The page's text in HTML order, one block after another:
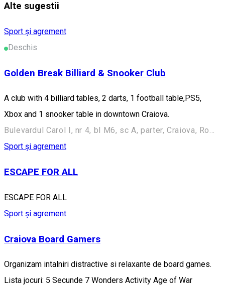
Alte sugestii
Sport și agrement
Deschis
Golden Break Billiard & Snooker Club
A club with 4 billiard tables, 2 darts, 1 football table,PS5,
Xbox and 1 snooker table in downtown Craiova.
Bulevardul Carol I, nr 4, bl M6, sc A, parter, Craiova, Romania
Sport și agrement
ESCAPE FOR ALL
ESCAPE FOR ALL
Sport și agrement
Craiova Board Gamers
Organizam intalniri distractive si relaxante de board games.
Lista jocuri: 5 Secunde 7 Wonders Activity Age of War